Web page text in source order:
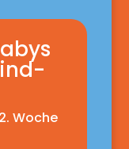
Woche